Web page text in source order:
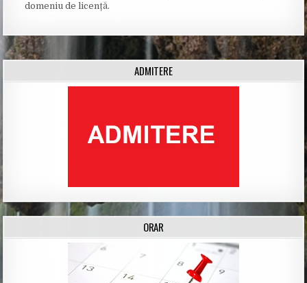
domeniu de licență.
ADMITERE
ORAR